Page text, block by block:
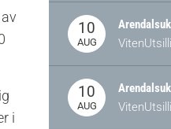
i
10
AUG
10
AUG